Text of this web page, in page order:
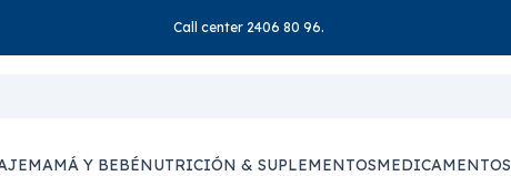
Call center 2406 80 96.
MAMÁ Y BEBÉNUTRICIÓN & SUPLEMENTOSMEDICAMENTOS